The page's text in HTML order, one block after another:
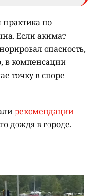
практика по
Если акимат
опасность,
в компенсации
точку в споре
рекомендации
дождя в городе.